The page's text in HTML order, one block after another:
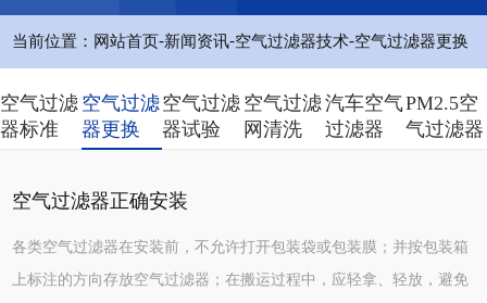
当前位置： 网站首页-新闻资讯-空气过滤器技术-空气过滤器更换
空气过滤
器标准
空气过滤
器更换
空气过滤
器试验
空气过滤
网清洗
汽车空气
过滤器
PM2.5空
气过滤器
空气过滤器正确安装
各类空气过滤器在安装前，不允许打开包装袋或包装膜；并按包装箱
上标注的方向存放空气过滤器；在搬运过程中，应轻拿、轻放，避免